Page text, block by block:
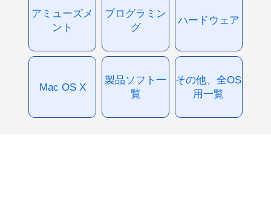
アミューズメ
ント
プログラミン
グ
ハードウェア
Mac OS X
製品ソフト一
覧
その他、全OS
用一覧